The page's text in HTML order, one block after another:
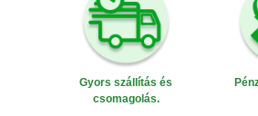
Gyors szállítás és
csomagolás.